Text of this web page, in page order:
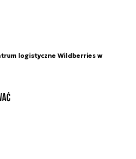
logistyczne Wildberries w